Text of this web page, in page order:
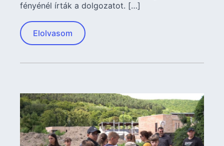
fényénél írták a dolgozatot. […]
Elolvasom